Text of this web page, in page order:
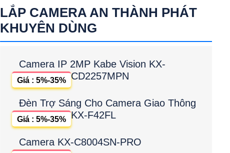
LẮP CAMERA AN THÀNH PHÁT
KHUYÊN DÙNG
Camera IP 2MP Kabe Vision KX-
CD2257MPN
Giá : 5%-35%
Đèn Trợ Sáng Cho Camera Giao Thông
KX-F42FL
Giá : 5%-35%
Camera KX-C8004SN-PRO